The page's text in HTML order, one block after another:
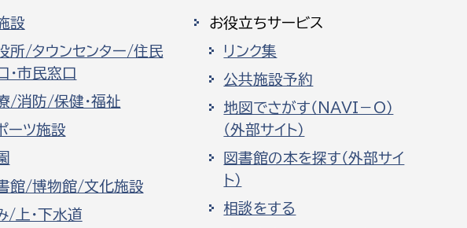
設
所/タウンセンター/住民
・市民窓口
/消防/保健・福祉
ーツ施設
館/博物館/文化施設
/上・下水道
お役立ちサービス
リンク集
公共施設予約
地図でさがす（NAVI－O）
（外部サイト）
図書館の本を探す（外部サイ
ト）
相談をする